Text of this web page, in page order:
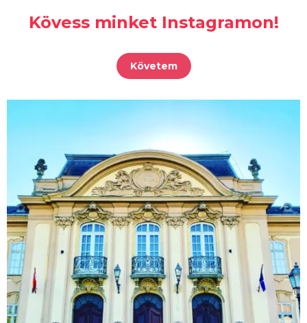
Kövess minket Instagramon!
Követem